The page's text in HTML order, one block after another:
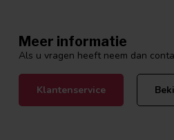
Meer informatie
Als u vragen heeft neem dan
Klantenservice